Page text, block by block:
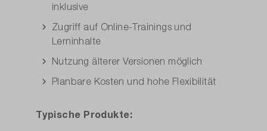
inklusive
Zugriff auf Online-Trainings und
Lerninhalte
Nutzung älterer Versionen möglich
Planbare Kosten und hohe Flexibilität
Typische Produkte: